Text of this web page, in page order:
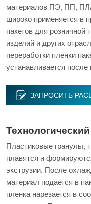
материалов ПЭ, ПП,
широко применяется в
пакетов для розничной
изделий и других
переработки пленки
устанавливается
ЗАПРОСИТЬ
Пластиковые гранулы,
плавятся и
экструзии. После
материал подается в
пленка нарезается в